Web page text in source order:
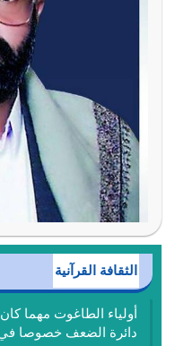
الثقافة القرآنية
أولياء الطاغوت مهما
دائرة الضعف خصوصا